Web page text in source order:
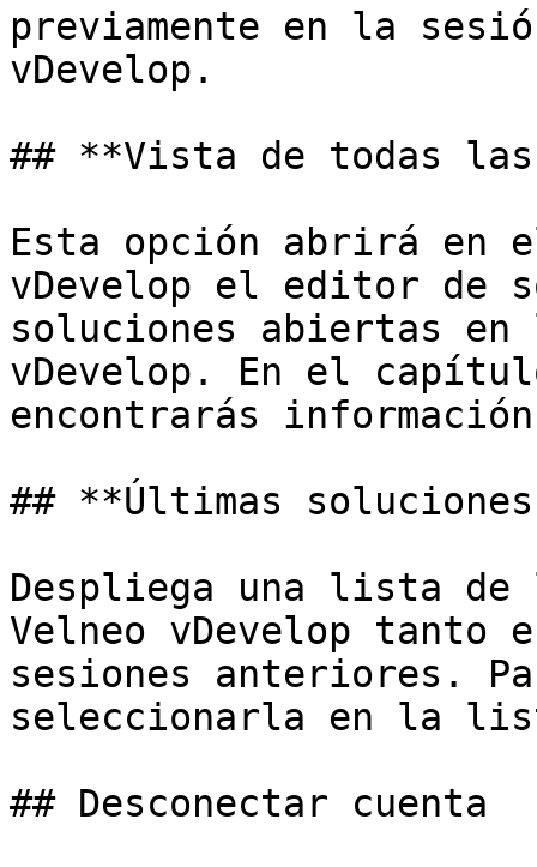
previamente en la
vDevelop.
## **Vista de todas
Esta opción abrirá en
vDevelop el editor de
soluciones abiertas
vDevelop. En el
encontrarás
## **Últimas
Despliega una lista
Velneo vDevelop tanto
sesiones anteriores.
seleccionarla en la
## Desconectar cuenta